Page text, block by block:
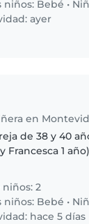
niños: Bebé •
ayer
en
de 38 y 40
Francesca 1
2
niños: Bebé •
hace 5 días